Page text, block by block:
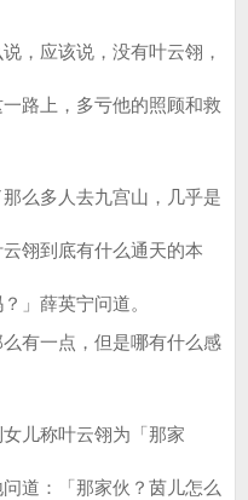
应该说，没有叶云翎，
路上，多亏他的照顾和救
么多人去九宫山，几乎是
翎到底有什么通天的本
」薛英宁问道。
有一点，但是哪有什么感
儿称叶云翎为「那家
道：「那家伙？茵儿怎么